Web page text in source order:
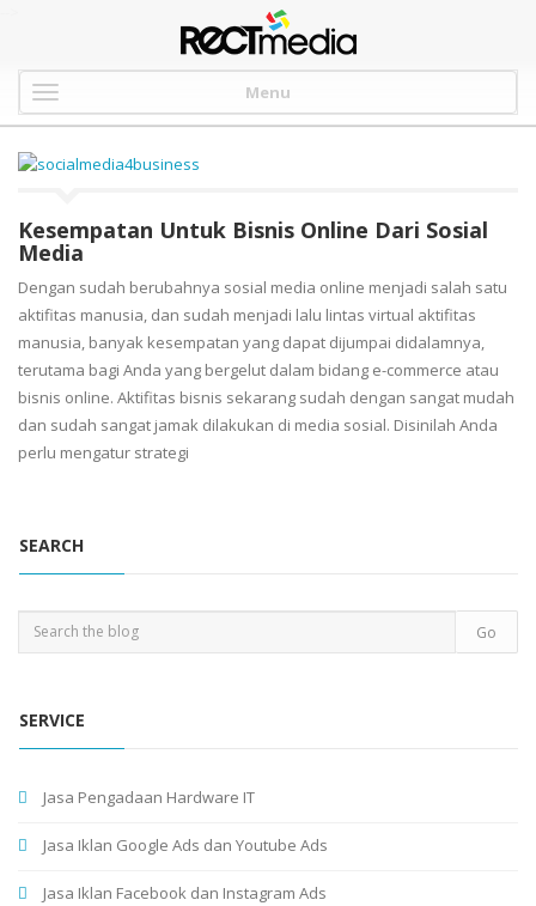
Menu
Kesempatan Untuk Bisnis Online Dari Sosial
Media
Dengan sudah berubahnya sosial media online menjadi salah satu
aktifitas manusia, dan sudah menjadi lalu lintas virtual aktifitas
manusia, banyak kesempatan yang dapat dijumpai didalamnya,
terutama bagi Anda yang bergelut dalam bidang e-commerce atau
bisnis online. Aktifitas bisnis sekarang sudah dengan sangat mudah
dan sudah sangat jamak dilakukan di media sosial. Disinilah Anda
perlu mengatur strategi
SEARCH
SERVICE
Jasa Pengadaan Hardware IT
Jasa Iklan Google Ads dan Youtube Ads
Jasa Iklan Facebook dan Instagram Ads